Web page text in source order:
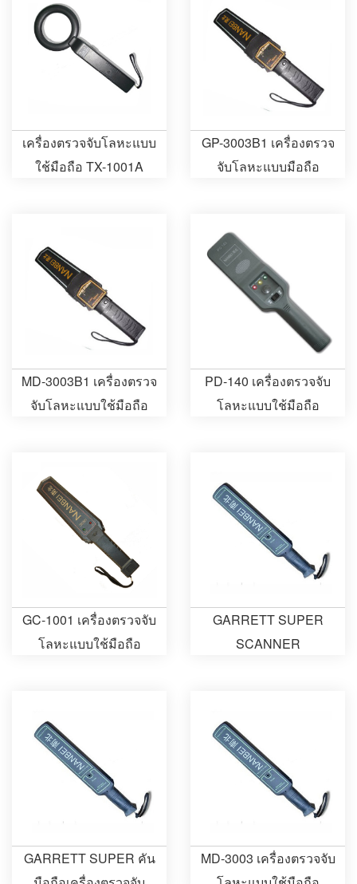
เครื่องตรวจจับโลหะแบบ
ใช้มือถือ TX-1001A
GP-3003B1 เครื่องตรวจ
จับโลหะแบบมือถือ
MD-3003B1 เครื่องตรวจ
จับโลหะแบบใช้มือถือ
PD-140 เครื่องตรวจจับ
โลหะแบบใช้มือถือ
GC-1001 เครื่องตรวจจับ
โลหะแบบใช้มือถือ
GARRETT SUPER
SCANNER
GARRETT SUPER คัน
MD-3003 เครื่องตรวจจับ